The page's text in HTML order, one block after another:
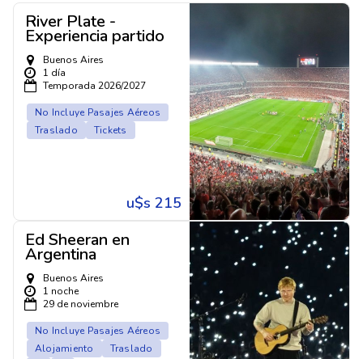
River Plate -
Experiencia partido
Buenos Aires
1 día
Temporada 2026/2027
No Incluye Pasajes Aéreos
Traslado
Tickets
u$s 215
Ed Sheeran en
Argentina
Buenos Aires
1 noche
29 de noviembre
No Incluye Pasajes Aéreos
Alojamiento
Traslado